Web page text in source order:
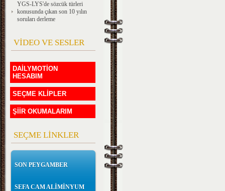
YGS-LYS'de sözcük türleri
konusunda çıkan son 10 yılın
soruları derleme
VİDEO VE SESLER
DAİLYMOTİON
HESABIM
SEÇME KLİPLER
ŞİİR OKUMALARIM
SEÇME LİNKLER
SON PEYGAMBER
SEFA CAM ALİMİNYUM